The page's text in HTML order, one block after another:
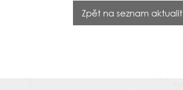
Zpět na seznam aktualit